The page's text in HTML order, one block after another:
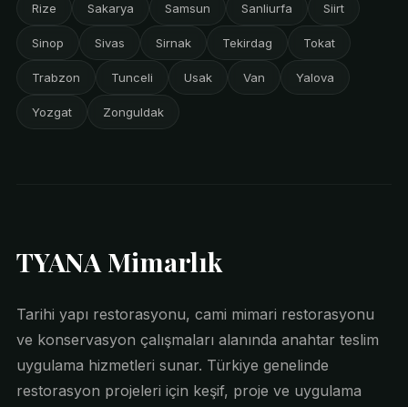
Rize Sakarya Samsun Sanliurfa Siirt
Sinop Sivas Sirnak Tekirdag Tokat
Trabzon Tunceli Usak Van Yalova
Yozgat Zonguldak
TYANA Mimarlık
Tarihi yapı restorasyonu, cami mimari restorasyonu
ve konservasyon çalışmaları alanında anahtar teslim
uygulama hizmetleri sunar. Türkiye genelinde
restorasyon projeleri için keşif, proje ve uygulama